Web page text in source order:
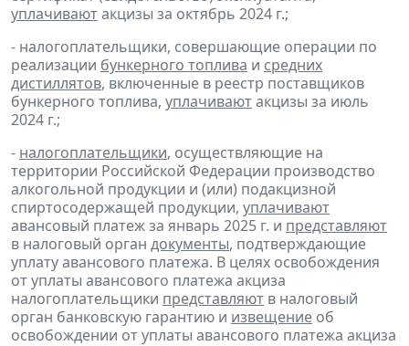
уплачиваютакцизы за октябрь 2024 г.;
- налогоплательщики, совершающие операции по
реализации бункерного топлива и средних
дистиллятов, включенные в реестр поставщиков
бункерного топлива, уплачиваютакцизы за июль
2024 г.;
- налогоплательщики, осуществляющие на
территории Российской Федерации производство
алкогольной продукции и (или) подакцизной
спиртосодержащей продукции, уплачивают
авансовый платеж за январь 2025 г. и представляют
в налоговый орган документы, подтверждающие
уплату авансового платежа. В целях освобождения
от уплаты авансового платежа акциза
налогоплательщики представляют в налоговый
орган банковскую гарантию и извещение об
освобождении от уплаты авансового платежа акциза